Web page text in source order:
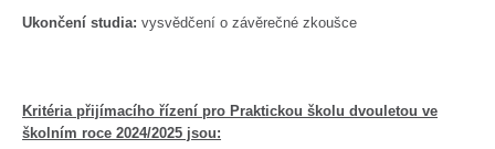
Ukončení studia: vysvědčení o závěrečné zkoušce
Kritéria přijímacího řízení pro Praktickou školu dvouletou ve
školním roce 2024/2025 jsou: